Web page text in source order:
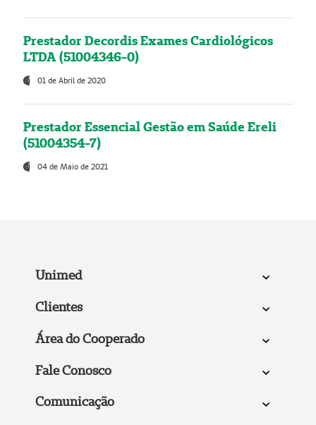
Prestador Decordis Exames Cardiológicos
LTDA (51004346-0)
01 de Abril de 2020
Prestador Essencial Gestão em Saúde Ereli
(51004354-7)
04 de Maio de 2021
Unimed
Clientes
Área do Cooperado
Fale Conosco
Comunicação